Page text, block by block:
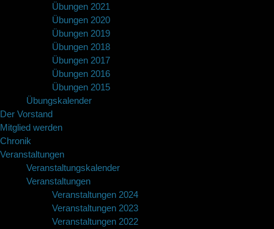
Übungen 2021
Übungen 2020
Übungen 2019
Übungen 2018
Übungen 2017
Übungen 2016
Übungen 2015
Übungskalender
Der Vorstand
Mitglied werden
Chronik
Veranstaltungen
Veranstaltungskalender
Veranstaltungen
Veranstaltungen 2024
Veranstaltungen 2023
Veranstaltungen 2022